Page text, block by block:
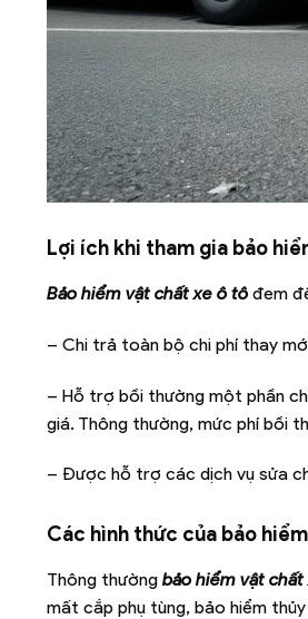
Lợi ích khi tham gia bảo
Bảo hiểm vật chất xe ô tô đem
– Chi trả toàn bộ chi phí thay
– Hỗ trợ bồi thường một phần
giá. Thông thường, mức phí bồi
– Được hỗ trợ các dịch vụ sửa
Các hình thức của bảo
Thông thường bảo hiểm vật
mất cắp phụ tùng, bảo hiểm